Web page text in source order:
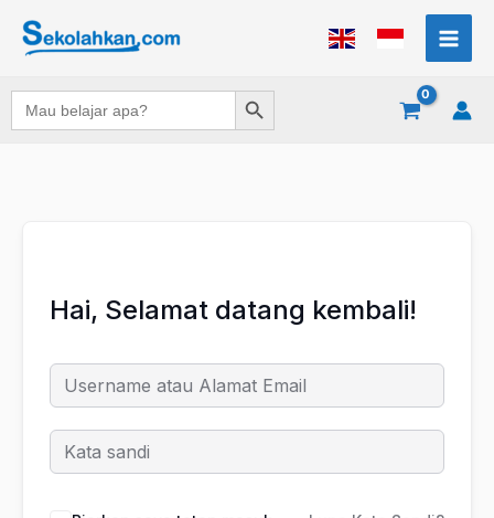
Search
for:
Search Button
Hai, Selamat datang kembali!